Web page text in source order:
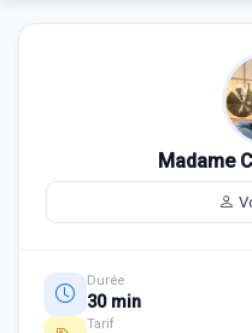
Madame
Durée
30 min
Tarif